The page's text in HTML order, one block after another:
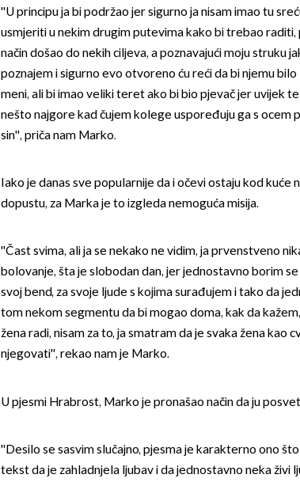
''U principu ja bi podržao jer sigurno ja nisam imao tu
usmjeriti u nekim drugim putevima kako bi trebao raditi,
način došao do nekih ciljeva, a poznavajući moju struku
poznajem i sigurno evo otvoreno ću reći da bi njemu
meni, ali bi imao veliki teret ako bi bio pjevač jer uvijek
nešto najgore kad čujem kolege uspoređuju ga s ocem
sin'', priča nam Marko.
Iako je danas sve popularnije da i očevi ostaju kod kuće
dopustu, za Marka je to izgleda nemoguća misija.
''Čast svima, ali ja se nekako ne vidim, ja prvenstveno
bolovanje, šta je slobodan dan, jer jednostavno borim se
svoj bend, za svoje ljude s kojima surađujem i tako da
tom nekom segmentu da bi mogao doma, kak da
žena radi, nisam za to, ja smatram da je svaka žena kao
njegovati'', rekao nam je Marko.
U pjesmi Hrabrost, Marko je pronašao način da ju
''Desilo se sasvim slučajno, pjesma je karakterno ono
tekst da je zahladnjela ljubav i da jednostavno neka živi